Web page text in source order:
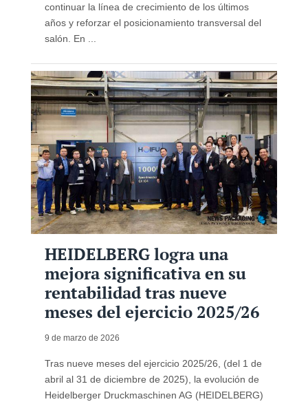
continuar la línea de crecimiento de los últimos
años y reforzar el posicionamiento transversal del
salón. En ...
HEIDELBERG logra una
mejora significativa en su
rentabilidad tras nueve
meses del ejercicio 2025/26
9 de marzo de 2026
Tras nueve meses del ejercicio 2025/26, (del 1 de
abril al 31 de diciembre de 2025), la evolución de
Heidelberger Druckmaschinen AG (HEIDELBERG)